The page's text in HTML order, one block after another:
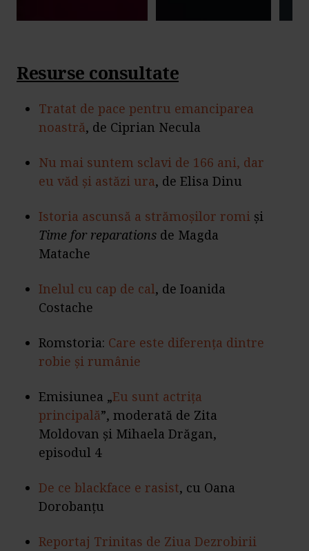
Resurse consultate
Tratat de pace pentru emanciparea
noastră, de Ciprian Necula
Nu mai suntem sclavi de 166 ani, dar
eu văd și astăzi ura, de Elisa Dinu
Istoria ascunsă a strămoșilor romi și
Time for reparations de Magda
Matache
Inelul cu cap de cal, de Ioanida
Costache
Romstoria: Care este diferența dintre
robie și rumânie
Emisiunea „Eu sunt actrița
principală”, moderată de Zita
Moldovan și Mihaela Drăgan,
episodul 4
De ce blackface e rasist, cu Oana
Dorobanțu
Reportaj Trinitas de Ziua Dezrobirii